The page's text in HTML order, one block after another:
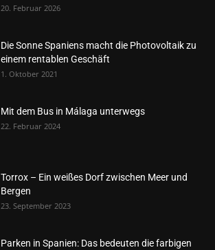
20. Februar 2026
Die Sonne Spaniens macht die Photovoltaik zu
einem rentablen Geschäft
1. Oktober 2021
Mit dem Bus in Málaga unterwegs
22. Februar 2024
Torrox – Ein weißes Dorf zwischen Meer und
Bergen
23. September 2023
Parken in Spanien: Das bedeuten die farbigen